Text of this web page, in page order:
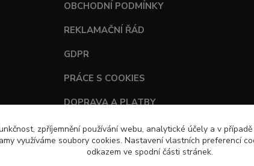
OBCHODNÍ PODMÍNKY
REKLAMAČNÍ ŘÁD
GDPR
PRÁCE S COOKIES
DOPRAVA A PLATBY
TABULKY VELIKOSTÍ
zpříjemnění používání webu, analytické účely a v
využíváme soubory cookies. Nastavení vlastních preferencí
odkazem ve spodní části stránek.